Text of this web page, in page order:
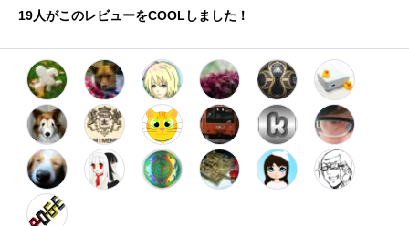
19人がこのレビューをCOOLしました！